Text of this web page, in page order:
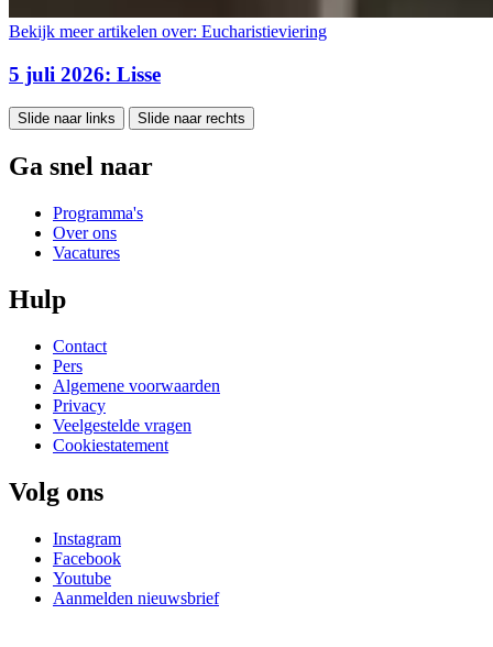
Bekijk meer artikelen over: Eucharistieviering
5 juli 2026: Lisse
Slide naar links Slide naar rechts
Ga snel naar
Programma's
Over ons
Vacatures
Hulp
Contact
Pers
Algemene voorwaarden
Privacy
Veelgestelde vragen
Cookiestatement
Volg ons
Instagram
Facebook
Youtube
Aanmelden nieuwsbrief